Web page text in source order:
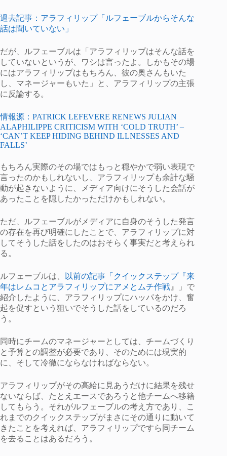
過去記事：アラフィリップ「ルフェーブルからそんな
話は聞いていない」
だが、ルフェーブルは「アラフィリップはそんな話を
していないというが、ワシは言ったよ。しかもその場
にはアラフィリップはもちろん、彼の奥さんもいた
し、マネージャーもいた」と、アラフィリップの主張
に反論する。
情報源：PATRICK LEFEVERE RENEWS JULIAN
ALAPHILIPPE CRITICISM WITH ‘COLD TRUTH’ –
‘CAN’T KEEP HIDING BEHIND ILLNESSES AND
FALLS’
もちろん実際のその場ではもっと穏やかで弱い表現で
言ったのかもしれないし、アラフィリップも余計な騒
動が起きないように、メディア向けにそうした会話が
あったことを隠したかっただけかもしれない。
ただ、ルフェーブルがメディアに自身のそうした発言
の存在を再び明確にしたことで、アラフィリップに対
してそうした話をしたのはおそらく事実だと考えられ
る。
ルフェーブルは、
以前の記事「クイックステップ『来
年はレムコとアラフィリップにアメとムチ作戦 』」で
紹介したように、アラフィリップにハッパをかけ、奮
起を促すという狙いでそうした話をしているのだろ
う。
同時にチームのマネージャーとしては、チームづくり
と予算との調整が必要であり、そのためには現実的
に、そして冷徹にならなければならない。
アラフィリップがその高給に見あうだけに結果を残せ
ないならば、たとえエースであろうと他チームへ移籍
してもらう。それがルフェーブルの考え方であり、こ
れまでのクイックステップがまさにその通りに動いて
きたことを考えれば、アラフィリップですら同チーム
を去ることはあるだろう。